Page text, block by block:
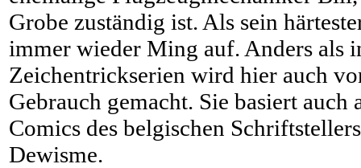
Grobe zuständig ist. Als sein
immer wieder Ming auf. Anders als
Zeichentrickserien wird hier auch
Gebrauch gemacht. Sie basiert
Comics des belgischen
Dewisme.